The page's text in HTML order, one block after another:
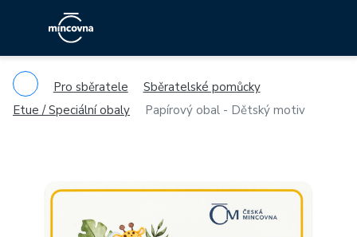
Pro sběratele
Sběratelské pomůcky
Etue / Speciální obaly
Papírový obal - Dětský motiv